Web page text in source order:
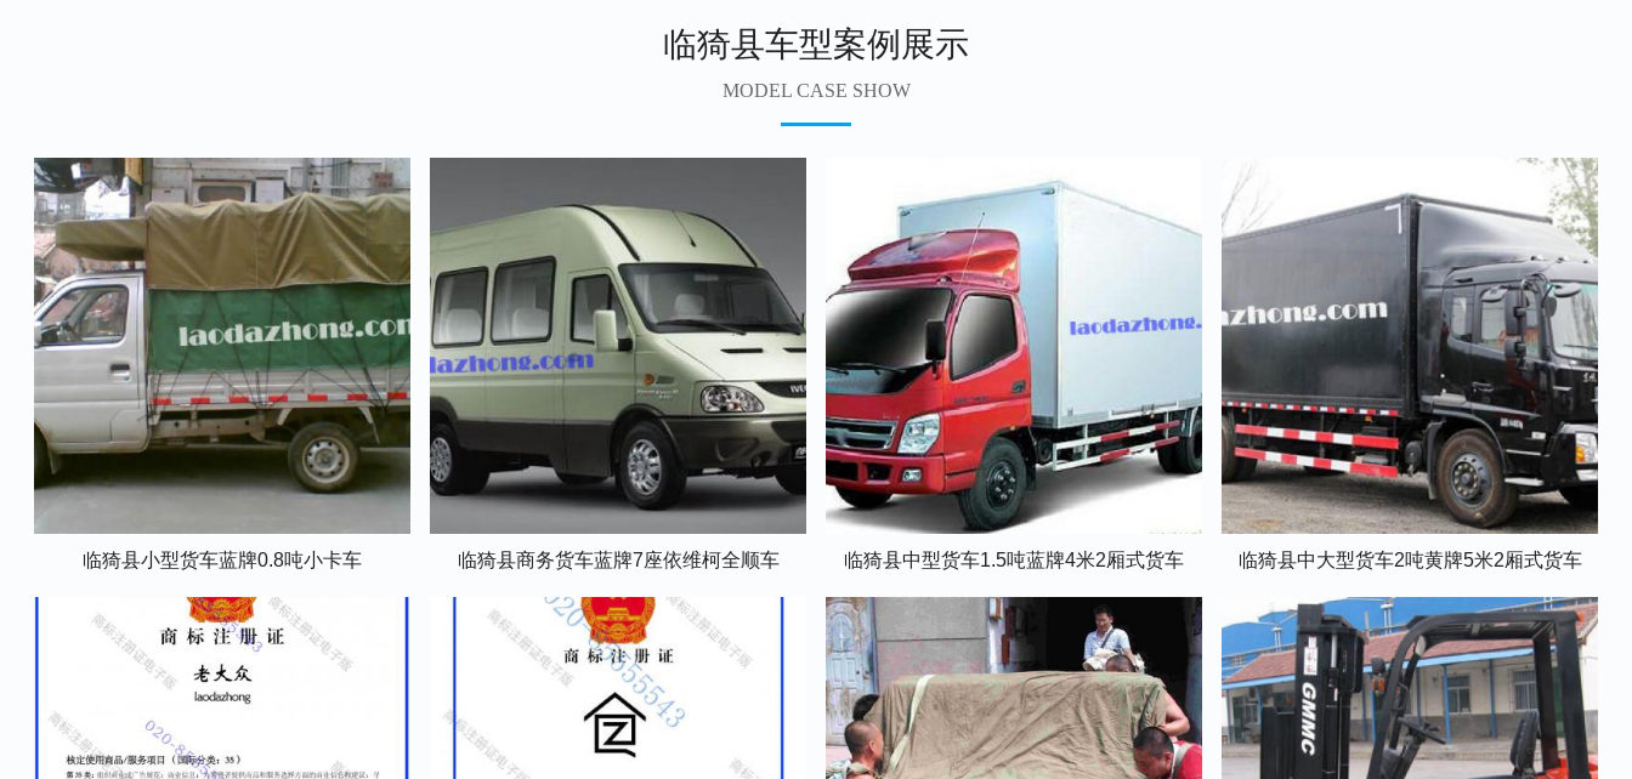
临猗县车型案例展示
MODEL CASE SHOW
临猗县小型货车蓝牌0.8吨小卡车 临猗县商务货车蓝牌7座依维柯全顺车 临猗县中型货车1.5吨蓝牌4米2厢式货车 临猗县中大型货车2吨黄牌5米2厢式货车